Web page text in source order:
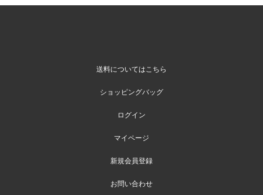
送料についてはこちら
ショッピングバッグ
ログイン
マイページ
新規会員登録
お問い合わせ